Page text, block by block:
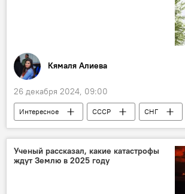
посол Азербайджана в России Рахман Мустафаев
Логистика
Кямаля Алиева
26 декабря 2024, 09:00
Интересное СССР
СНГ
Общество
Распад
Амина Дильбази
Азербайджан
Кто сегодня родился
Ученый рассказал, какие катастрофы
ждут Землю в 2025 году